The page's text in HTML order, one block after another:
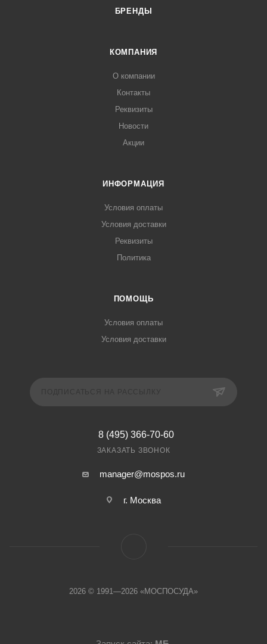
БРЕНДЫ
КОМПАНИЯ
О компании
Контакты
Реквизиты
Новости
Акции
ИНФОРМАЦИЯ
Условия оплаты
Условия доставки
Реквизиты
Политика
ПОМОЩЬ
Условия оплаты
Условия доставки
8 (495) 366-70-60
ЗАКАЗАТЬ ЗВОНОК
manager@mospos.ru
г. Москва
2026 © 1991—2026 «МОСПОСУДА»